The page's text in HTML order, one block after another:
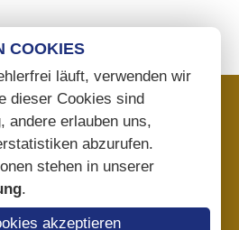
COOKIES
läuft, verwenden wir
dieser Cookies sind
andere erlauben uns,
abzurufen.
stehen in unserer
.
akzeptieren